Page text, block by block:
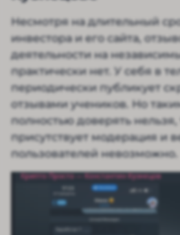
Несмотря на длительный
инвестора и его сайта,
деятельности на
практически нет. У себя в
периодически публикует
отзывами учеников. Но
полностью доверять нельзя,
присутствует модерация и
пользователей невозможно.